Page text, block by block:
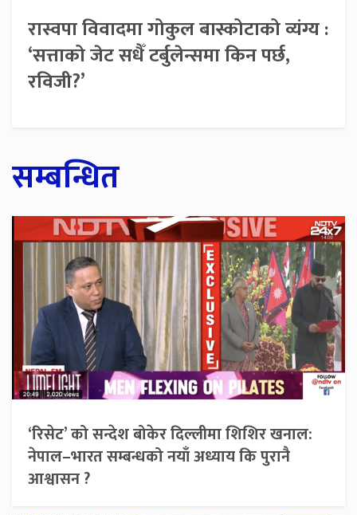
रास्वपा विवादमा गोकुल बास्कोटाको व्यंग्य :
‘सत्ताको जेट सधैँ टर्बुलेन्समा किन पर्छ,
रविजी?’
सम्बन्धित
‘रिसेट’ को सन्देश बोकेर दिल्लीमा शिशिर खनाल:
नेपाल–भारत सम्बन्धको नयाँ अध्याय कि पुरानै
आश्वासन ?